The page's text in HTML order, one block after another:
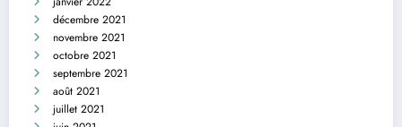
décembre 2021
novembre 2021
octobre 2021
septembre 2021
août 2021
juillet 2021